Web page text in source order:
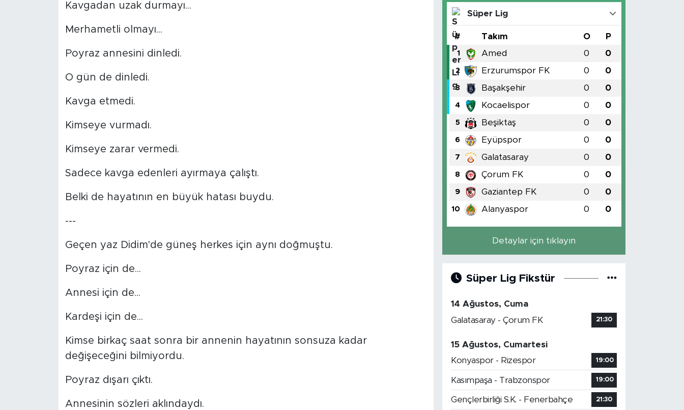
Kavgadan uzak durmayı...
Merhametli olmayı...
Poyraz annesini dinledi.
O gün de dinledi.
Kavga etmedi.
Kimseye vurmadı.
Kimseye zarar vermedi.
Sadece kavga edenleri ayırmaya çalıştı.
Belki de hayatının en büyük hatası buydu.
---
Geçen yaz Didim'de güneş herkes için aynı doğmuştu.
Poyraz için de...
Annesi için de...
Kardeşi için de...
Kimse birkaç saat sonra bir annenin hayatının sonsuza kadar
değişeceğini bilmiyordu.
Poyraz dışarı çıktı.
Annesinin sözleri aklındaydı.
Süper Lig
# Takım O P
1 Amed 0 0
2 Erzurumspor FK 0 0
3 Başakşehir 0 0
4 Kocaelispor 0 0
5 Beşiktaş 0 0
6 Eyüpspor 0 0
7 Galatasaray 0 0
8 Çorum FK 0 0
9 Gaziantep FK 0 0
10 Alanyaspor 0 0
Detaylar için tıklayın
Süper Lig Fikstür
14 Ağustos, Cuma
Galatasaray - Çorum FK
21:30
15 Ağustos, Cumartesi
Konyaspor - Rizespor
19:00
Kasımpaşa - Trabzonspor 19:00
Gençlerbirliği S.K. - Fenerbahçe 21:30
SİYASET
MEDYA KÖŞESİ
FOTO GALERİ
SOSYAL MEDYA